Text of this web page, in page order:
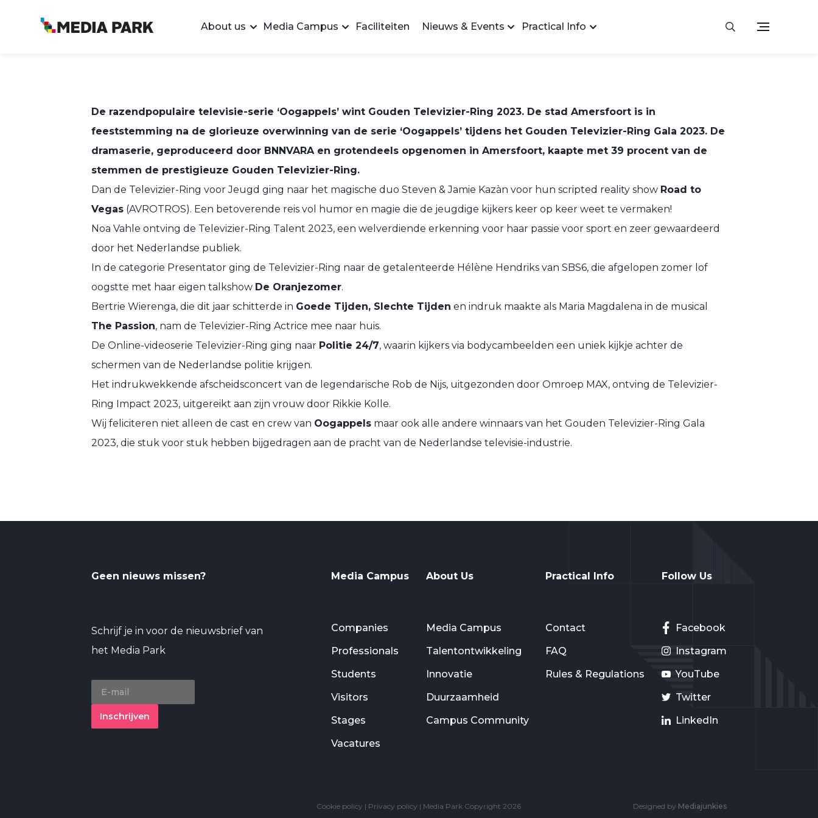
About us Media Campus Faciliteiten Nieuws & Events Practical Info
De razendpopulaire televisie-serie ‘Oogappels’ wint Gouden Televizier-Ring 2023. De stad Amersfoort is in
feeststemming na de glorieuze overwinning van de serie ‘Oogappels’ tijdens het Gouden Televizier-Ring Gala 2023. De
dramaserie, geproduceerd door BNNVARA en grotendeels opgenomen in Amersfoort, kaapte met 39 procent van de
stemmen de prestigieuze Gouden Televizier-Ring.
Dan de Televizier-Ring voor Jeugd ging naar het magische duo Steven & Jamie Kazàn voor hun scripted reality show Road to
Vegas (AVROTROS). Een betoverende reis vol humor en magie die de jeugdige kijkers keer op keer weet te vermaken!
Noa Vahle ontving de Televizier-Ring Talent 2023, een welverdiende erkenning voor haar passie voor sport en zeer gewaardeerd
door het Nederlandse publiek.
In de categorie Presentator ging de Televizier-Ring naar de getalenteerde Hélène Hendriks van SBS6, die afgelopen zomer lof
oogstte met haar eigen talkshow De Oranjezomer.
Bertrie Wierenga, die dit jaar schitterde in Goede Tijden, Slechte Tijden en indruk maakte als Maria Magdalena in de musical
The Passion, nam de Televizier-Ring Actrice mee naar huis.
De Online-videoserie Televizier-Ring ging naar Politie 24/7, waarin kijkers via bodycambeelden een uniek kijkje achter de
schermen van de Nederlandse politie krijgen.
Het indrukwekkende afscheidsconcert van de legendarische Rob de Nijs, uitgezonden door Omroep MAX, ontving de Televizier-
Ring Impact 2023, uitgereikt aan zijn vrouw door Rikkie Kolle.
Wij feliciteren niet alleen de cast en crew van Oogappels maar ook alle andere winnaars van het Gouden Televizier-Ring Gala
2023, die stuk voor stuk hebben bijgedragen aan de pracht van de Nederlandse televisie-industrie.
Geen nieuws missen?
Schrijf je in voor de nieuwsbrief van
het Media Park
Inschrijven
Media Campus
Companies
Professionals
Students
Visitors
Stages
Vacatures
About Us
Media Campus
Talentontwikkeling
Innovatie
Duurzaamheid
Campus Community
Practical Info
Contact
FAQ
Rules & Regulations
Follow Us
Facebook
Instagram
YouTube
Twitter
LinkedIn
Cookie policy | Privacy policy | Media Park Copyright 2026 Designed by Mediajunkies